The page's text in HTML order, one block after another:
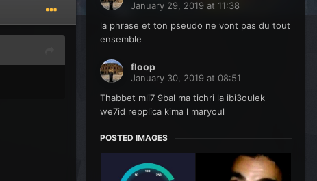
January 29, 2019 at 11:38
la phrase et ton pseudo ne vont pas du tout
ensemble
floop
January 30, 2019 at 08:51
Thabbet mli7 9bal ma tichri la ibi3oulek
we7id repplica kima l maryoul
POSTED IMAGES